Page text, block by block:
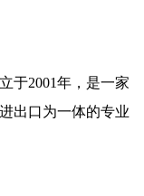
于2001年，是一家
出口为一体的专业